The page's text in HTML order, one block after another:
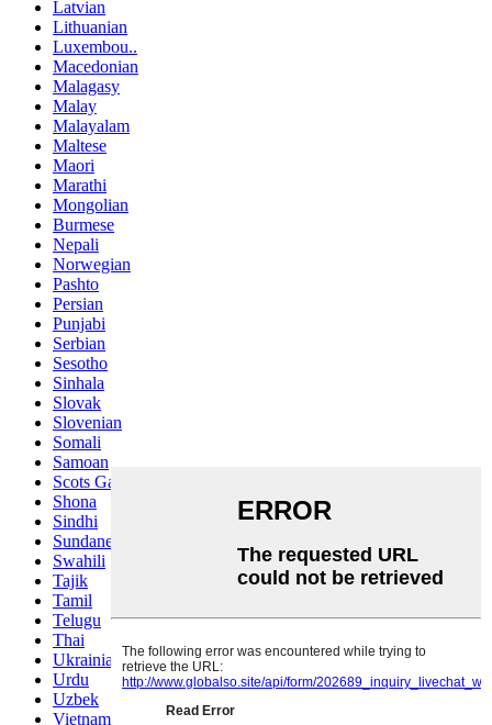
Latvian
Lithuanian
Luxembou..
Macedonian
Malagasy
Malay
Malayalam
Maltese
Maori
Marathi
Mongolian
Burmese
Nepali
Norwegian
Pashto
Persian
Punjabi
Serbian
Sesotho
Sinhala
Slovak
Slovenian
Somali
Samoan
Scots Gaelic
Shona
Sindhi
Sundanese
Swahili
Tajik
Tamil
Telugu
Thai
Ukrainian
Urdu
Uzbek
Vietnamese